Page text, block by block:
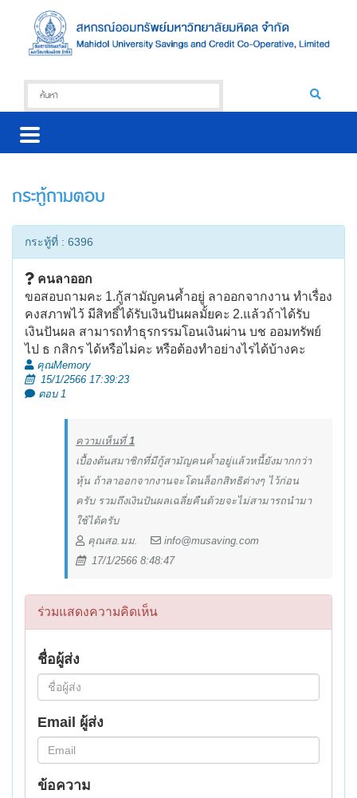
กระทู้ถามตอบ
กระทู้ที่ : 6396
คนลาออก
ขอสอบถามคะ 1.กู้สามัญคนค้ำอยู่ ลาออกจากงาน ทำเรื่อง
คงสภาพไว้ มีสิทธิ์ได้รับเงินปันผลมั้ยคะ 2.แล้วถ้าได้รับ
เงินปันผล สามารถทำธุรกรรมโอนเงินผ่าน บช ออมทรัพย์
ไป ธ กสิกร ได้หรือไม่คะ หรือต้องทำอย่างไรได้บ้างคะ
คุณMemory
15/1/2566 17:39:23
ตอบ 1
ความเห็นที่1
เบื้องต้นสมาชิกที่มีกู้สามัญคนค้ำอยู่แล้วหนี้ยังมากกว่า
หุ้น ถ้าลาออกจากงานจะโดนล็อกสิทธิต่างๆ ไว้ก่อน
ครับ รวมถึงเงินปันผลเฉลี่ยคืนด้วยจะไม่สามารถนำมา
ใช้ได้ครับ
คุณสอ.มม.
info@musaving.com
17/1/2566 8:48:47
ร่วมแสดงความคิดเห็น
ชื่อผู้ส่ง
Email ผู้ส่ง
ข้อความ